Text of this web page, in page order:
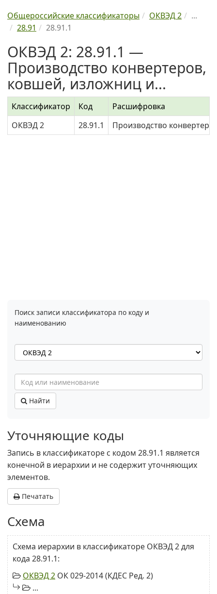
Общероссийские классификаторы ОКВЭД 2
...
28.91
28.91.1
ОКВЭД 2: 28.91.1 —
Производство конвертеров,
ковшей, изложниц и...
Классификатор Код
Расшифровка
ОКВЭД 2
28.91.1 Производство
Поиск записи классификатора по коду и
наименованию
Найти
Уточняющие коды
Запись в классификаторе с кодом 28.91.1 является
конечной в иерархии и не содержит уточняющих
элементов.
Печатать
Схема
Схема иерархии в классификаторе ОКВЭД 2 для
кода 28.91.1:
ОКВЭД 2 ОК 029-2014 (КДЕС Ред. 2)
...